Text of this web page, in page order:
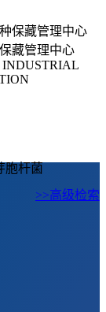
藏管理中心
INDUSTRIAL
胞杆菌
>>高级检索